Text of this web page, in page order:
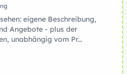
eigene Beschreibung,
Angebote - plus der
unabhängig vom Pr...